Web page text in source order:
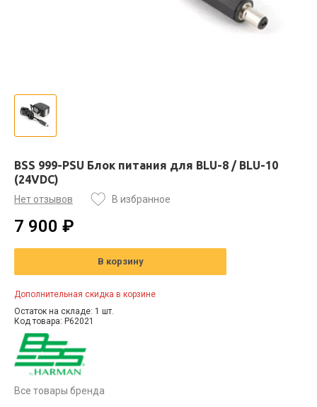
BSS 999-PSU Блок питания для BLU-8 / BLU-10
(24VDC)
Нет отзывов В избранное
7 900 ₽
В корзину
Дополнительная скидка в корзине
Остаток на складе: 1 шт.
Код товара: P62021
Все товары бренда